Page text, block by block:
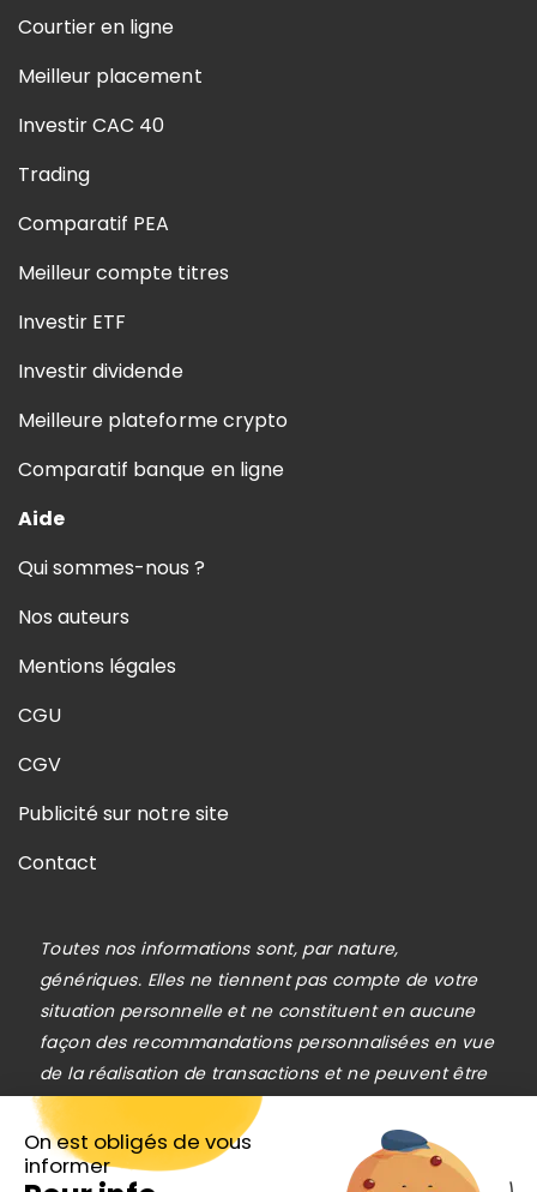
On est obligés de vous
informer
Courtier en ligne
Meilleur placement
Investir CAC 40
Trading
Comparatif PEA
Meilleur compte titres
Investir ETF
Investir dividende
Meilleure plateforme crypto
Comparatif banque en ligne
Aide
Qui sommes-nous ?
Nos auteurs
Mentions légales
CGU
CGV
Publicité sur notre site
Contact
Toutes nos informations sont, par nature,
génériques. Elles ne tiennent pas compte de votre
situation personnelle et ne constituent en aucune
façon des recommandations personnalisées en vue
de la réalisation de transactions et ne peuvent être
assimilées à une prestation de conseil en
investissement financier, ni à une incitation
quelconque à acheter ou vendre des instruments